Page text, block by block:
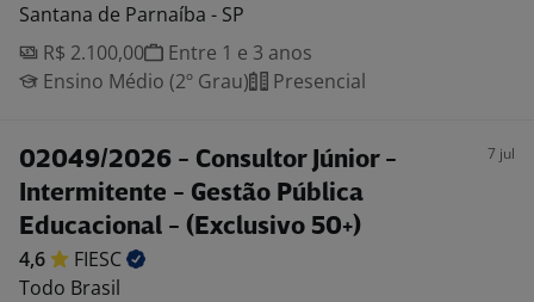
Santana de Parnaíba - SP
R$ 2.100,00
Entre 1 e 3 anos
Ensino Médio (2º Grau)
Presencial
02049/2026 - Consultor Júnior -
Intermitente - Gestão Pública
Educacional - (Exclusivo 50+)
7 jul
4,6
FIESC
Todo Brasil